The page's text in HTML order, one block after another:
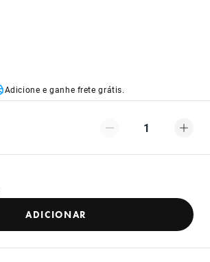
Adicione e ganhe frete grátis.
1
ADICIONAR